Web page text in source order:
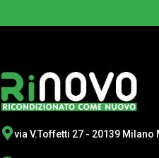
via V.Toffetti 27 - 20139 Milano